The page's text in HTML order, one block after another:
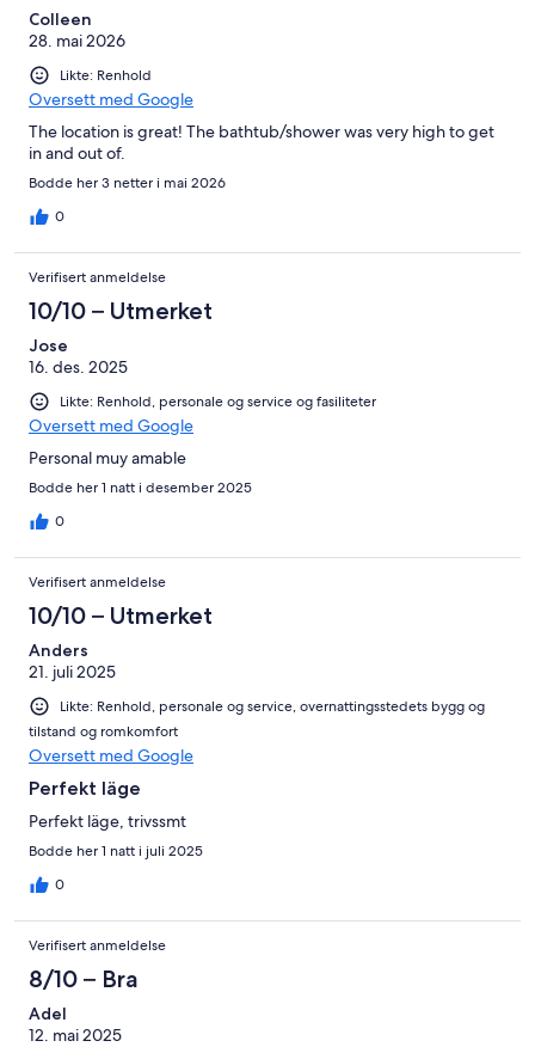
Colleen
28. mai 2026
Likte: Renhold
Oversett med Google
The location is great! The bathtub/shower was very high to get
in and out of.
Bodde her 3 netter i mai 2026
0
Verifisert anmeldelse
10/10 – Utmerket
Jose
16. des. 2025
Likte: Renhold, personale og service og fasiliteter
Oversett med Google
Personal muy amable
Bodde her 1 natt i desember 2025
0
Verifisert anmeldelse
10/10 – Utmerket
Anders
21. juli 2025
Likte: Renhold, personale og service, overnattingsstedets bygg og
tilstand og romkomfort
Oversett med Google
Perfekt läge
Perfekt läge, trivssmt
Bodde her 1 natt i juli 2025
0
Verifisert anmeldelse
8/10 – Bra
Adel
12. mai 2025